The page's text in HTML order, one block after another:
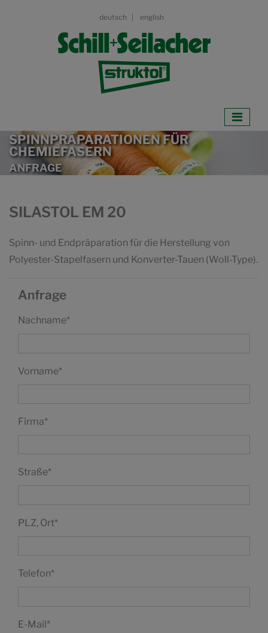
deutsch english
SPINNPRÄPARATIONEN FÜR
CHEMIEFASERN
ANFRAGE
SILASTOL EM 20
Spinn- und Endpräparation für die Herstellung von
Polyester-Stapelfasern und Konverter-Tauen (Woll-Type).
Anfrage
Nachname*
Vorname*
Firma*
Straße*
PLZ, Ort*
Telefon*
E-Mail*